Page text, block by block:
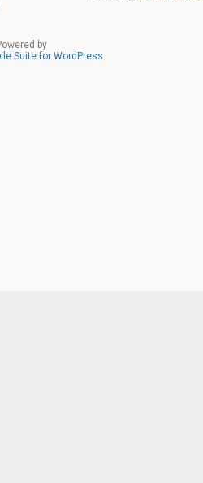
by
Suite for WordPress